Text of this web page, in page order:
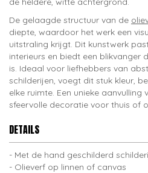
De gelaagde structuur van de
diepte, waardoor het werk een
uitstraling krijgt. Dit kunstwerk
interieurs en biedt een blikvanger
is. Ideaal voor liefhebbers van
schilderijen, voegt dit stuk kleur,
elke ruimte. Een unieke
sfeervolle decoratie voor thuis of
DETAILS
Met de hand geschilderd
Olieverf op linnen of canvas